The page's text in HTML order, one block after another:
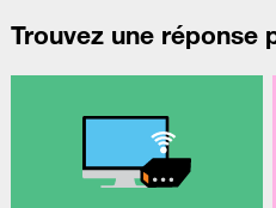
Trouvez une réponse